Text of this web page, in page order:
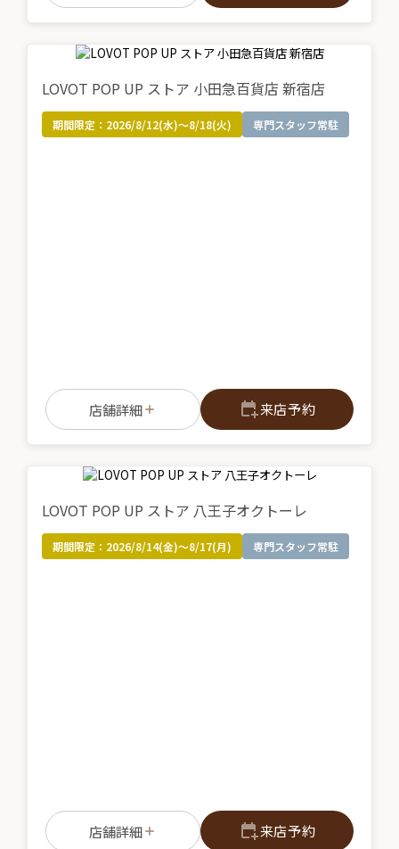
LOVOT POP UP ストア 小田急百貨店 新宿店
期間限定： 2026/8/12(水)～8/18(火) 専門スタッフ常駐
店舗詳細 来店予約
LOVOT POP UP ストア 八王子オクトーレ
期間限定： 2026/8/14(金)～8/17(月) 専門スタッフ常駐
店舗詳細 来店予約